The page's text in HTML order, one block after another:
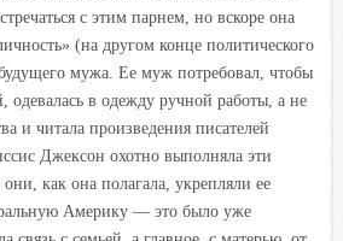
с этим парнем, но вскоре она
(на другом конце политического
мужа. Ее муж потребовал, чтобы
одевалась в одежду ручной работы, а не
и читала произведения писателей
Джексон охотно выполняла эти
как она полагала, укрепляли ее
Америку — это было уже